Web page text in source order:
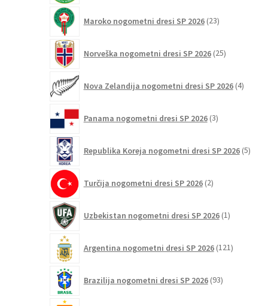
Maroko nogometni dresi SP 2026 23izdelkov
Norveška nogometni dresi SP 2026 25izdelkov
Nova Zelandija nogometni dresi SP 2026 4izdelki
Panama nogometni dresi SP 2026 3izdelki
Republika Koreja nogometni dresi SP 2026 5
Turčija nogometni dresi SP 2026 2izdelka
Uzbekistan nogometni dresi SP 2026 1izdelek
Argentina nogometni dresi SP 2026 121izdelkov
Brazilija nogometni dresi SP 2026 93izdelkov